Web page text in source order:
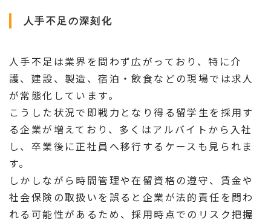
人手不足の深刻化
人手不足は業界を問わず広がっており、特に介
護、建設、製造、宿泊・飲食などの現場では求人
が常態化しています。
こうした状況で即戦力となり得る留学生を採用す
る企業が増えており、多くはアルバイトから入社
し、卒業後に正社員へ移行するケースも見られま
す。
しかしながら時間管理や在留資格の遵守、賃金や
社会保険の取扱いを誤ると企業が法的責任を問わ
れる可能性があるため、採用時点でのリスク把握